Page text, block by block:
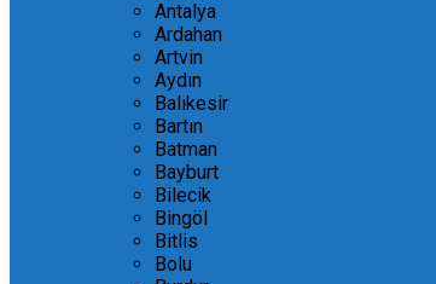
Antalya
Ardahan
Artvin
Aydın
Balıkesir
Bartın
Batman
Bayburt
Bilecik
Bingöl
Bitlis
Bolu